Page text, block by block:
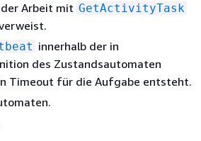
Arbeit mit GetActivityTask
innerhalb der in
des Zustandsautomaten
Timeout für die Aufgabe entsteht.